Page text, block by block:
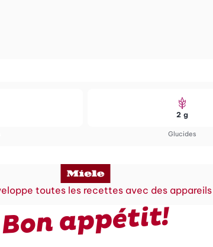
Glucides
2 g
toutes les recettes avec des
Bon appétit!